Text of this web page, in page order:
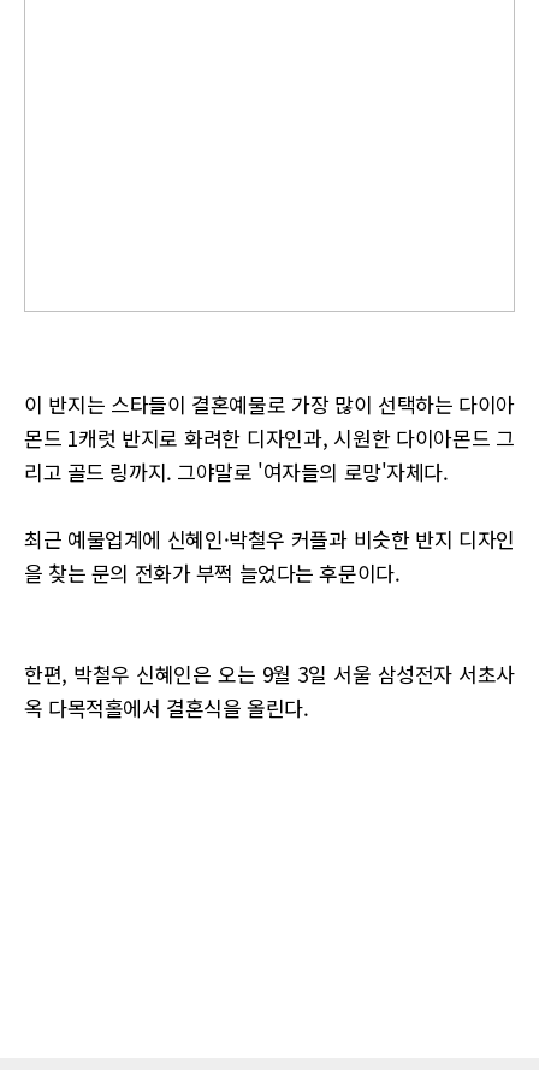
이 반지는 스타들이 결혼예물로 가장 많이 선택하는 다이아
몬드 1캐럿 반지로 화려한 디자인과, 시원한 다이아몬드 그
리고 골드 링까지. 그야말로 '여자들의 로망'자체다.
최근 예물업계에 신혜인·박철우 커플과 비슷한 반지 디자인
을 찾는 문의 전화가 부쩍 늘었다는 후문이다.
한편, 박철우 신혜인은 오는 9월 3일 서울 삼성전자 서초사
옥 다목적홀에서 결혼식을 올린다.